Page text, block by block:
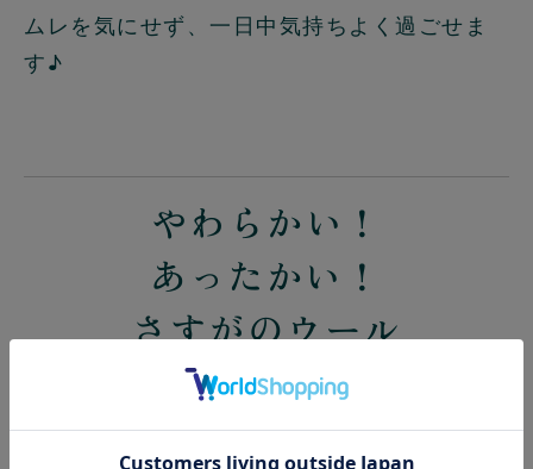
ムレを気にせず、一日中気持ちよく過ごせま
す♪
やわらかい！
あったかい！
さすがのウール
とにかくふわふわであったか。